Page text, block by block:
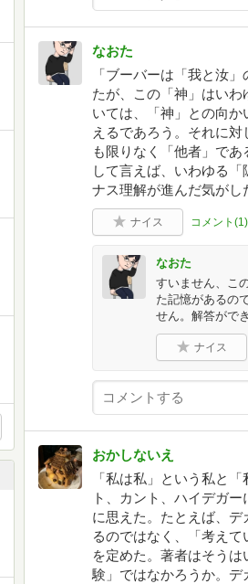
なおた
「ブーバーは「我と汝
たが、この「神」はい
いては、「神」との向
えるであろう。それに対
も限りなく「他者」で
して言えば、いわゆる
ナス理解が進んだ気がし
ナイス コメント(1)
なおた
すいません、こ
た記憶があるの
せん。解答がで
ナイス
おかしないえ
「私は私」という私と
ト、カント、ハイデガ
に思えた。たとえば、
るのではなく、「考え
を定めた。著者はそう
験」ではなかろうか。